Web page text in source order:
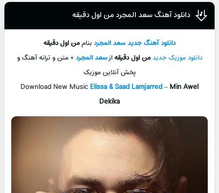
دانلود آهنگ سعد المجرد من اول دقیقه
دانلود آهنگ جدیدسعد المجردبناممن اول دقیقه
دانلود موزیک جدیدمن اول دقیقهازسعد المجرد+ متن و ترانه آهنگ و
پخش آنلاین موزیک
Download New Music Elissa & Saad Lamjarred– Min Awel
Dekika